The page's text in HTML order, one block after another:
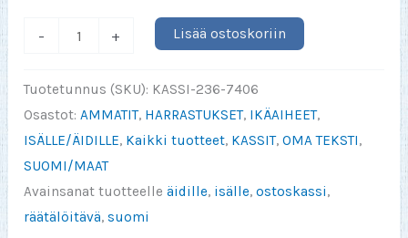
-
Suomalainen
ISKÄ
VAARI
+ Lisää ostoskoriin
Tuotetunnus (SKU): KASSI-236-7406
Osastot:AMMATIT, HARRASTUKSET, IKÄAIHEET,
ISÄLLE/ÄIDILLE, Kaikki tuotteet, KASSIT,OMA TEKSTI,
SUOMI/MAAT
Avainsanat tuotteelleäidille, isälle,ostoskassi,
räätälöitävä,suomi